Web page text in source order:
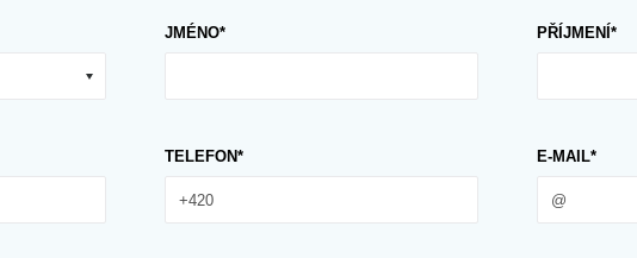
JMÉNO* PŘÍJMENÍ*
TELEFON* E-MAIL*